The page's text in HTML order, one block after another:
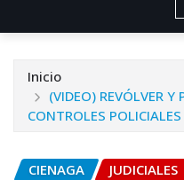
Inicio
(VIDEO) REVÓLVER
CONTROLES
CIENAGA JUDICIALES